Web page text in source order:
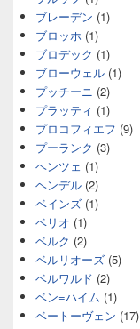
ブレーデン (1)
ブロッホ (1)
ブロデック (1)
ブローウェル (1)
プッチーニ (2)
プラッティ (1)
プロコフィエフ (9)
プーランク (3)
ヘンツェ (1)
ヘンデル (2)
ベインズ (1)
ベリオ (1)
ベルク (2)
ベルリオーズ (5)
ベルワルド (2)
ベン=ハイム (1)
ベートーヴェン (17)